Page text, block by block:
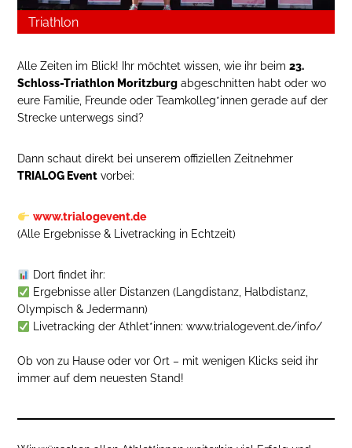
Triathlon
Alle Zeiten im Blick! Ihr möchtet wissen, wie ihr beim 23.
Schloss-Triathlon Moritzburg abgeschnitten habt oder wo
eure Familie, Freunde oder Teamkolleg*innen gerade auf der
Strecke unterwegs sind?
Dann schaut direkt bei unserem offiziellen Zeitnehmer
TRIALOG Event vorbei:
www.trialogevent.de
(Alle Ergebnisse & Livetracking in Echtzeit)
Dort findet ihr:
Ergebnisse aller Distanzen (Langdistanz, Halbdistanz,
Olympisch & Jedermann)
Livetracking der Athlet*innen: www.trialogevent.de/info/
Ob von zu Hause oder vor Ort – mit wenigen Klicks seid ihr
immer auf dem neuesten Stand!